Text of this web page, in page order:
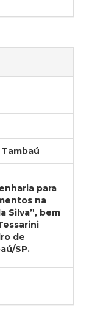
para
na
Silva”, bem
de
SP.